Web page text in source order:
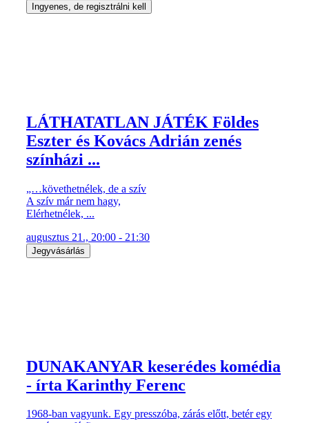
Ingyenes, de regisztrálni kell
LÁTHATATLAN JÁTÉK Földes
Eszter és Kovács Adrián zenés
színházi ...
„…követhetnélek, de a szív
A szív már nem hagy,
Elérhetnélek, ...
augusztus 21., 20:00 - 21:30
Jegyvásárlás
DUNAKANYAR keserédes komédia
- írta Karinthy Ferenc
1968-ban vagyunk. Egy presszóba, zárás előtt, betér egy